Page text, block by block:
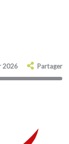
2026 Partager